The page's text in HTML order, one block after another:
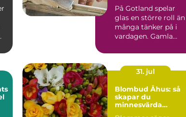
kulturmiljöer
På Gotland spelar
glas en större roll än
många tänker på i
vardagen. Gamla
föns...
31. jul
Blombud Åhus: så
skapar du
minnesvärda